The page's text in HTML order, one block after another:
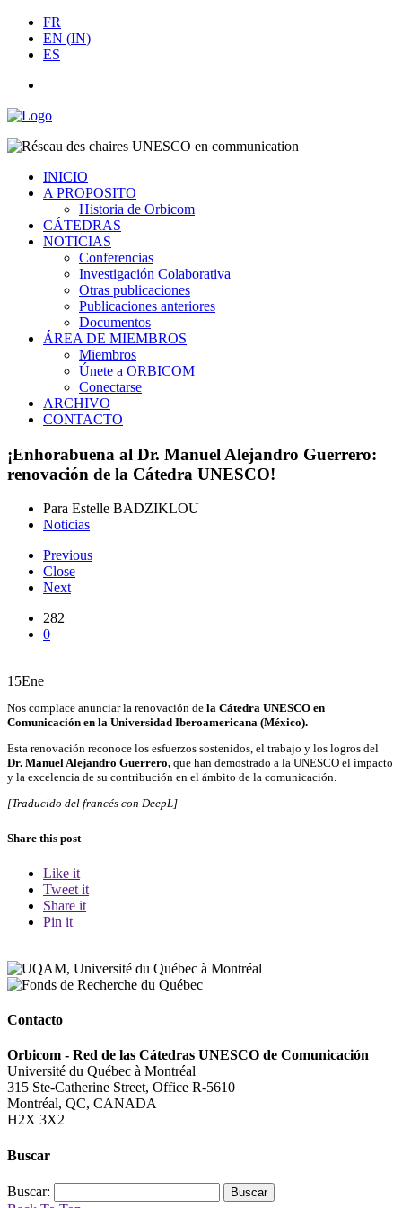
FR
EN (IN)
ES
INICIO
A PROPOSITO
Historia de Orbicom
CÁTEDRAS
NOTICIAS
Conferencias
Investigación Colaborativa
Otras publicaciones
Publicaciones anteriores
Documentos
ÁREA DE MIEMBROS
Miembros
Únete a ORBICOM
Conectarse
ARCHIVO
CONTACTO
¡Enhorabuena al Dr. Manuel Alejandro Guerrero:
renovación de la Cátedra UNESCO!
Para Estelle BADZIKLOU
Noticias
Previous
Close
Next
282
0
15Ene
Nos complace anunciar la renovación de la Cátedra UNESCO en
Comunicación en la Universidad Iberoamericana (México).
Esta renovación reconoce los esfuerzos sostenidos, el trabajo y los logros del
Dr. Manuel Alejandro Guerrero, que han demostrado a la UNESCO el impacto
y la excelencia de su contribución en el ámbito de la comunicación.
[Traducido del francés con DeepL]
Share this post
Like it
Tweet it
Share it
Pin it
Contacto
Orbicom - Red de las Cátedras UNESCO de Comunicación
Université du Québec à Montréal
315 Ste-Catherine Street, Office R-5610
Montréal, QC, CANADA
H2X 3X2
Buscar
Buscar: